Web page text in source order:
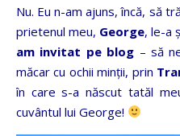
Nu. Eu n-am ajuns, încă, să
prietenul meu, George, le-a
am invitat pe blog – să
măcar cu ochii minţii, prin
în care s-a născut tatăl
cuvântul lui George!